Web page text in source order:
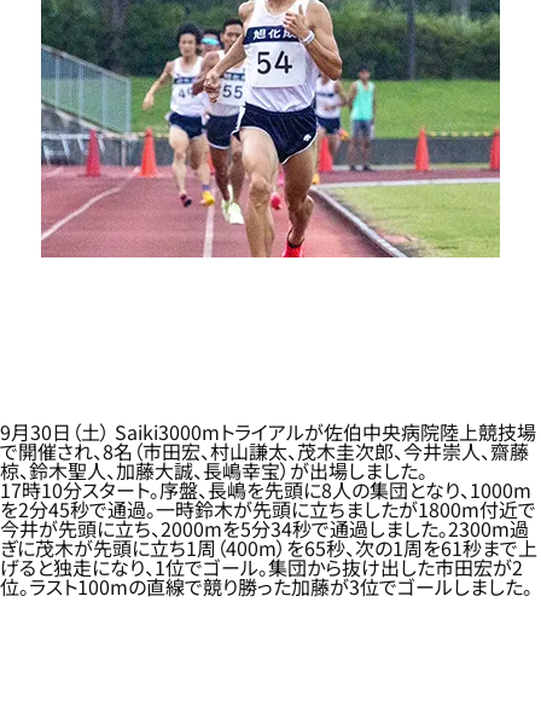
9月30日（土） Saiki3000mトライアルが佐伯中央病院陸上競技場
で開催され、8名（市田宏、村山謙太、茂木圭次郎、今井崇人、齋藤
椋、鈴木聖人、加藤大誠、長嶋幸宝）が出場しました。
17時10分スタート。序盤、長嶋を先頭に8人の集団となり、1000m
を2分45秒で通過。一時鈴木が先頭に立ちましたが1800m付近で
今井が先頭に立ち、2000mを5分34秒で通過しました。2300m過
ぎに茂木が先頭に立ち1周（400m）を65秒、次の1周を61秒まで上
げると独走になり、1位でゴール。集団から抜け出した市田宏が2
位。ラスト100mの直線で競り勝った加藤が3位でゴールしました。